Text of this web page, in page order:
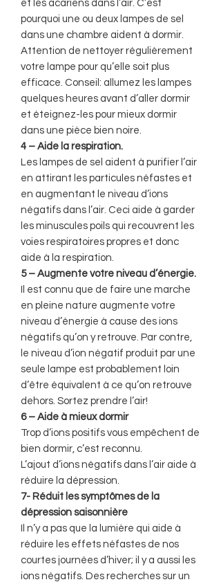
et les acariens dans l’air. C’est
pourquoi une ou deux lampes de sel
dans une chambre aident à dormir.
Attention de nettoyer régulièrement
votre lampe pour qu’elle soit plus
efficace. Conseil: allumez les lampes
quelques heures avant d’aller dormir
et éteignez-les pour mieux dormir
dans une pièce bien noire.
4 – Aide la respiration.
Les lampes de sel aident à purifier l’air
en attirant les particules néfastes et
en augmentant le niveau d’ions
négatifs dans l’air. Ceci aide à garder
les minuscules poils qui recouvrent les
voies respiratoires propres et donc
aide à la respiration.
5 – Augmente votre niveau d’énergie.
Il est connu que de faire une marche
en pleine nature augmente votre
niveau d’énergie à cause des ions
négatifs qu’on y retrouve. Par contre,
le niveau d’ion négatif produit par une
seule lampe est probablement loin
d’être équivalent à ce qu’on retrouve
dehors. Sortez prendre l’air!
6 – Aide à mieux dormir
Trop d’ions positifs vous empêchent de
bien dormir, c’est reconnu.
L’ajout d’ions négatifs dans l’air aide à
réduire la dépression.
7- Réduit les symptômes de la
dépression saisonnière
Il n’y a pas que la lumière qui aide à
réduire les effets néfastes de nos
courtes journées d’hiver; il y a aussi les
ions négatifs. Des recherches sur un